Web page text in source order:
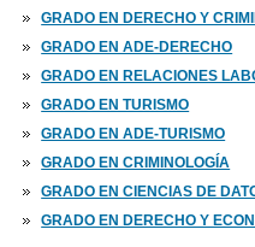
GRADO EN DERECHO Y
GRADO EN ADE-DERECHO
GRADO EN RELACIONES
GRADO EN TURISMO
GRADO EN ADE-TURISMO
GRADO EN CRIMINOLOGÍA
GRADO EN CIENCIAS DE
GRADO EN DERECHO Y